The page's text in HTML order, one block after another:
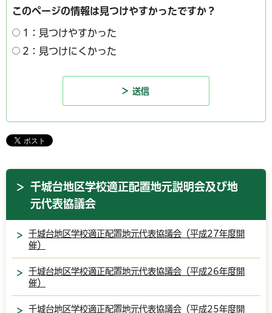
このページの情報は見つけやすかったですか？
1：見つけやすかった
2：見つけにくかった
千城台地区学校適正配置地元説明会及び地
元代表協議会
千城台地区学校適正配置地元代表協議会（平成27年度開
催）
千城台地区学校適正配置地元代表協議会（平成26年度開
催）
千城台地区学校適正配置地元代表協議会（平成25年度開